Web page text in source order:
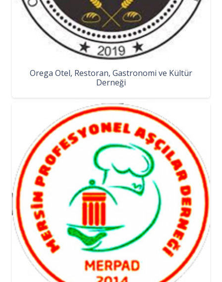
Orega Otel, Restoran, Gastronomi ve Kültür
Derneği